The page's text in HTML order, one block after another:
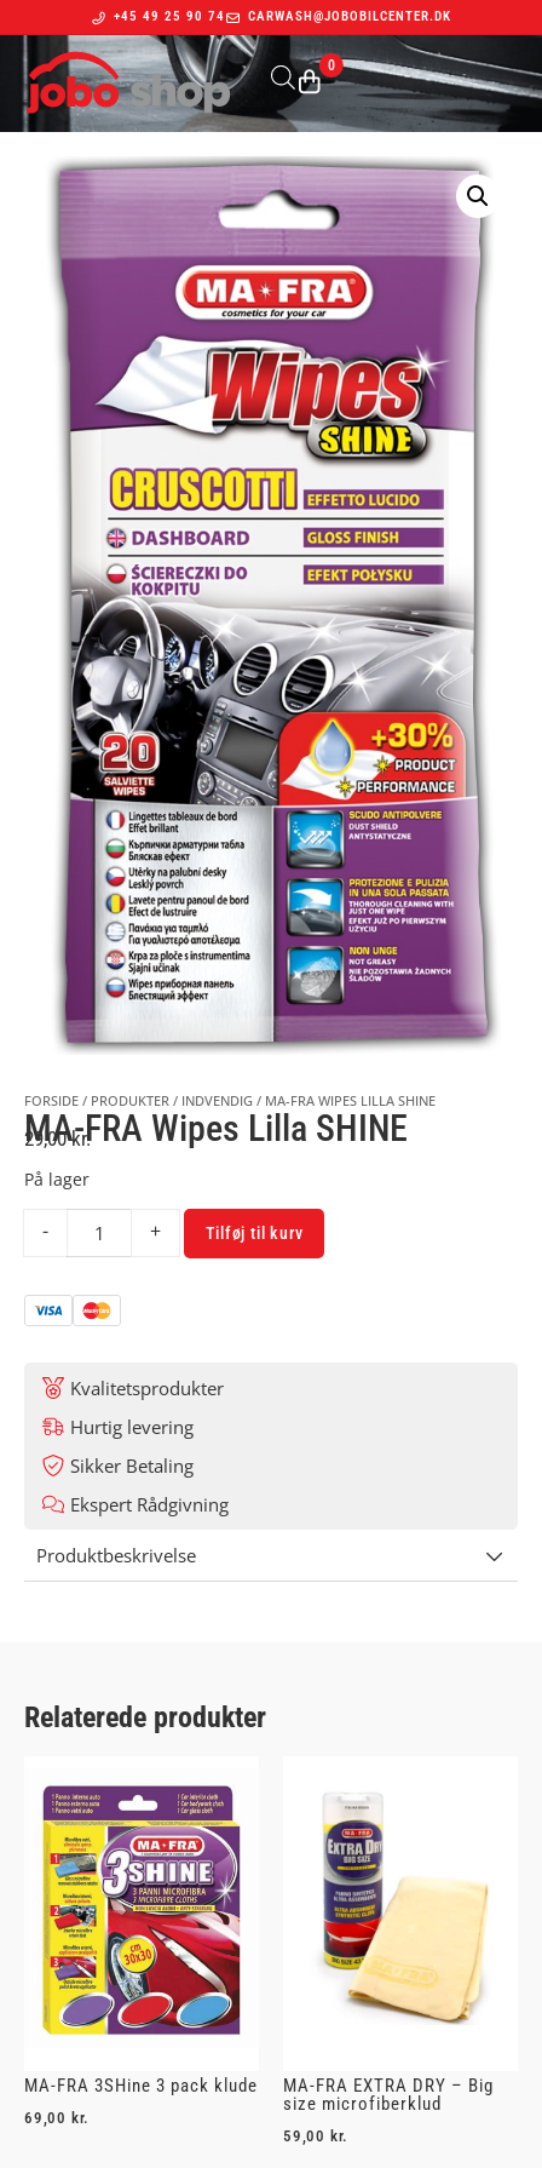
+45 49 25 90 74 CARWASH@JOBOBILCENTER.DK
0
Indkøbskurv
Din kurv er tom.
FORSIDE / PRODUKTER / INDVENDIG / MA-FRA WIPES LILLA SHINE
MA-FRA Wipes Lilla SHINE
29,00kr.
På lager
- + Tilføj til kurv
Kvalitetsprodukter
Hurtig levering
Sikker Betaling
Ekspert Rådgivning
Produktbeskrivelse
Relaterede produkter
MA-FRA 3SHine 3 pack klude
69,00 kr.
MA-FRA EXTRA DRY – Big
size microfiberklud
59,00 kr.